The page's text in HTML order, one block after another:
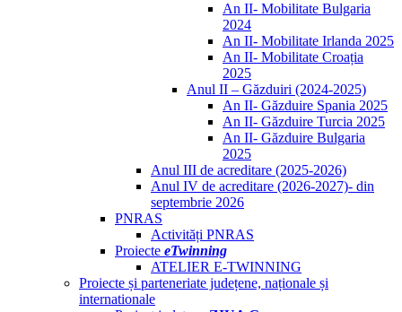
An II- Mobilitate Bulgaria
2024
An II- Mobilitate Irlanda 2025
An II- Mobilitate Croația
2025
Anul II – Găzduiri (2024-2025)
An II- Găzduire Spania 2025
An II- Găzduire Turcia 2025
An II- Găzduire Bulgaria
2025
Anul III de acreditare (2025-2026)
Anul IV de acreditare (2026-2027)- din
septembrie 2026
PNRAS
Activități PNRAS
Proiecte eTwinning
ATELIER E-TWINNING
Proiecte și parteneriate județene, naționale și
internationale